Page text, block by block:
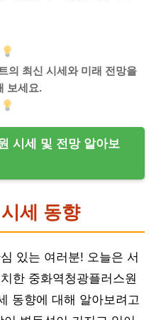
의 최신 시세와 미래 전망을
보세요.
시세 및 전망 알아보
세 동향
있는 여러분! 오늘은 서
한 중화역청광플러스원
동향에 대해 알아보려고